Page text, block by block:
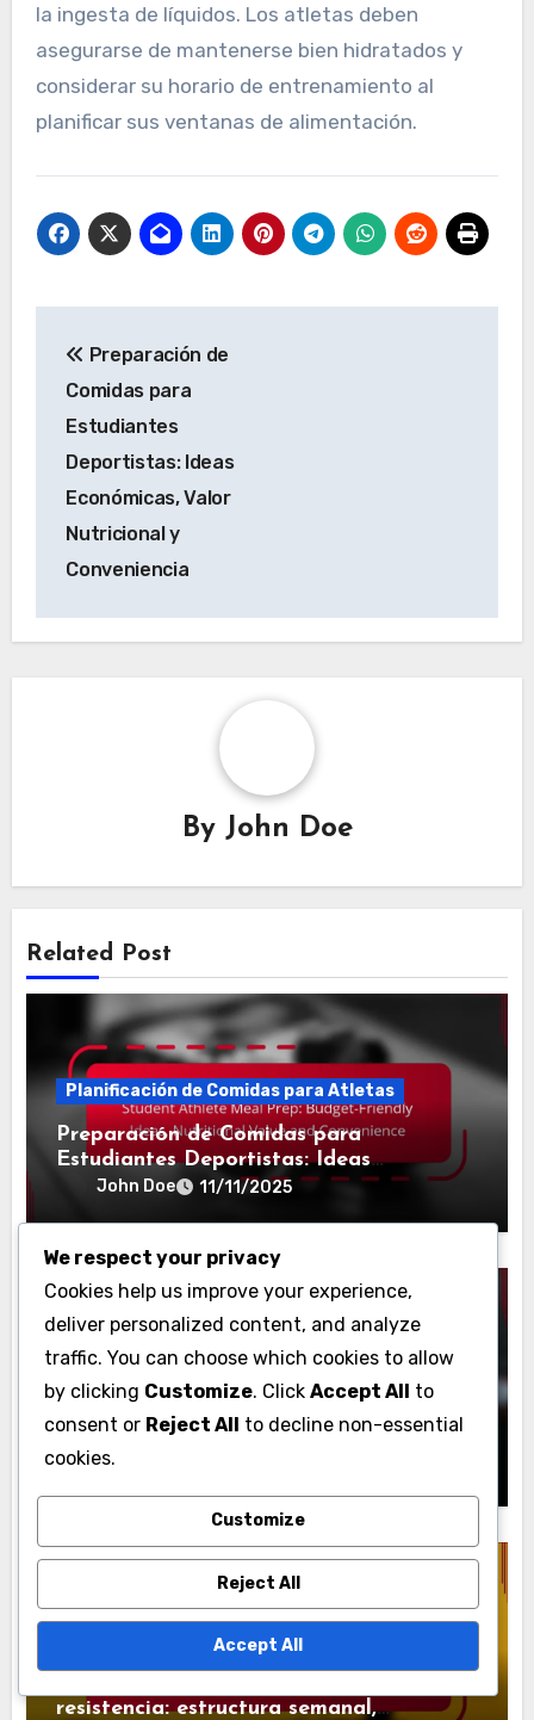
la ingesta de líquidos. Los atletas deben
asegurarse de mantenerse bien hidratados y
considerar su horario de entrenamiento al
planificar sus ventanas de alimentación.
navigation
Preparación de
Comidas para
Estudiantes
Deportistas: Ideas
Económicas, Valor
Nutricional y
Conveniencia
By John Doe
Related Post
Planificación de Comidas para Atletas
Preparación de Comidas para
Estudiantes Deportistas: Ideas
Económicas, Valor Nutricional y
John Doe 11/11/2025
Planificación de Comidas para Atletas
Consideraciones Culturales en la
Planificación de Comidas: Diversidad,
Necesidades Nutricionales e Inclusividad
John Doe
Planificación de Comidas para Atletas
resistencia: estructura semanal,
We respect your privacy
Cookies help us improve your experience,
deliver personalized content, and analyze
traffic. You can choose which cookies to allow
by clicking Customize. Click Accept All to
consent or Reject All to decline non-essential
cookies.
Customize
Reject All
Accept All